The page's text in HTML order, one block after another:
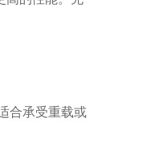
合承受重载或